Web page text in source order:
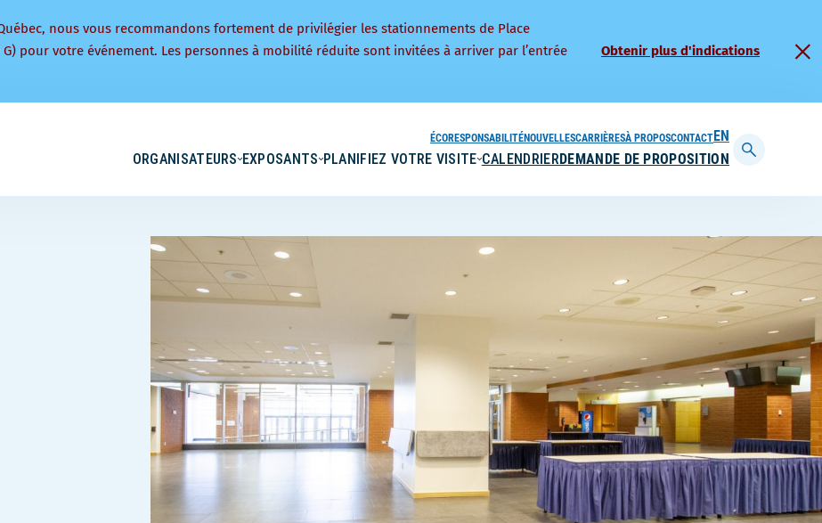
nous vous recommandons fortement de privilégier les stationnements de Place
G) pour votre événement. Les personnes à mobilité réduite sont invitées à arriver par l’entrée
Obtenir plus d'indications
ORGANISATEURS EXPOSANTS PLANIFIEZ VOTRE VISITE CALENDRIERDEMANDE DE PROPOSITION
ÉCORESPONSABILITÉNOUVELLESCARRIÈRESÀ PROPOSCONTACTENGLISH
Afficher
recherche